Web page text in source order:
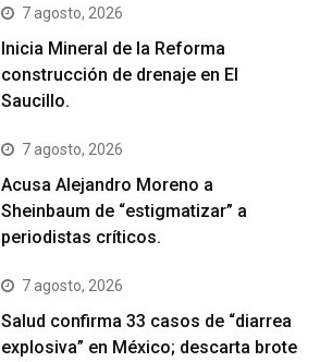
7 agosto, 2026
Inicia Mineral de la Reforma
construcción de drenaje en El
Saucillo.
7 agosto, 2026
Acusa Alejandro Moreno a
Sheinbaum de “estigmatizar” a
periodistas críticos.
7 agosto, 2026
Salud confirma 33 casos de “diarrea
explosiva” en México; descarta brote